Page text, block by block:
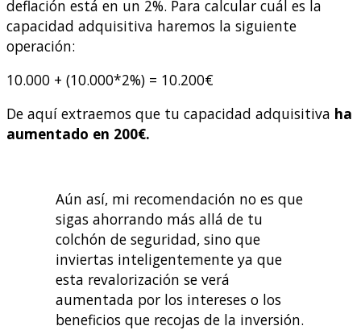
deflación está en un 2%. Para calcular cuál es la
capacidad adquisitiva haremos la siguiente
operación:
10.000 + (10.000*2%) = 10.200€
De aquí extraemos que tu capacidad adquisitiva ha
aumentado en 200€.
Aún así, mi recomendación no es que
sigas ahorrando más allá de tu
colchón de seguridad, sino que
inviertas inteligentemente ya que
esta revalorización se verá
aumentada por los intereses o los
beneficios que recojas de la inversión.